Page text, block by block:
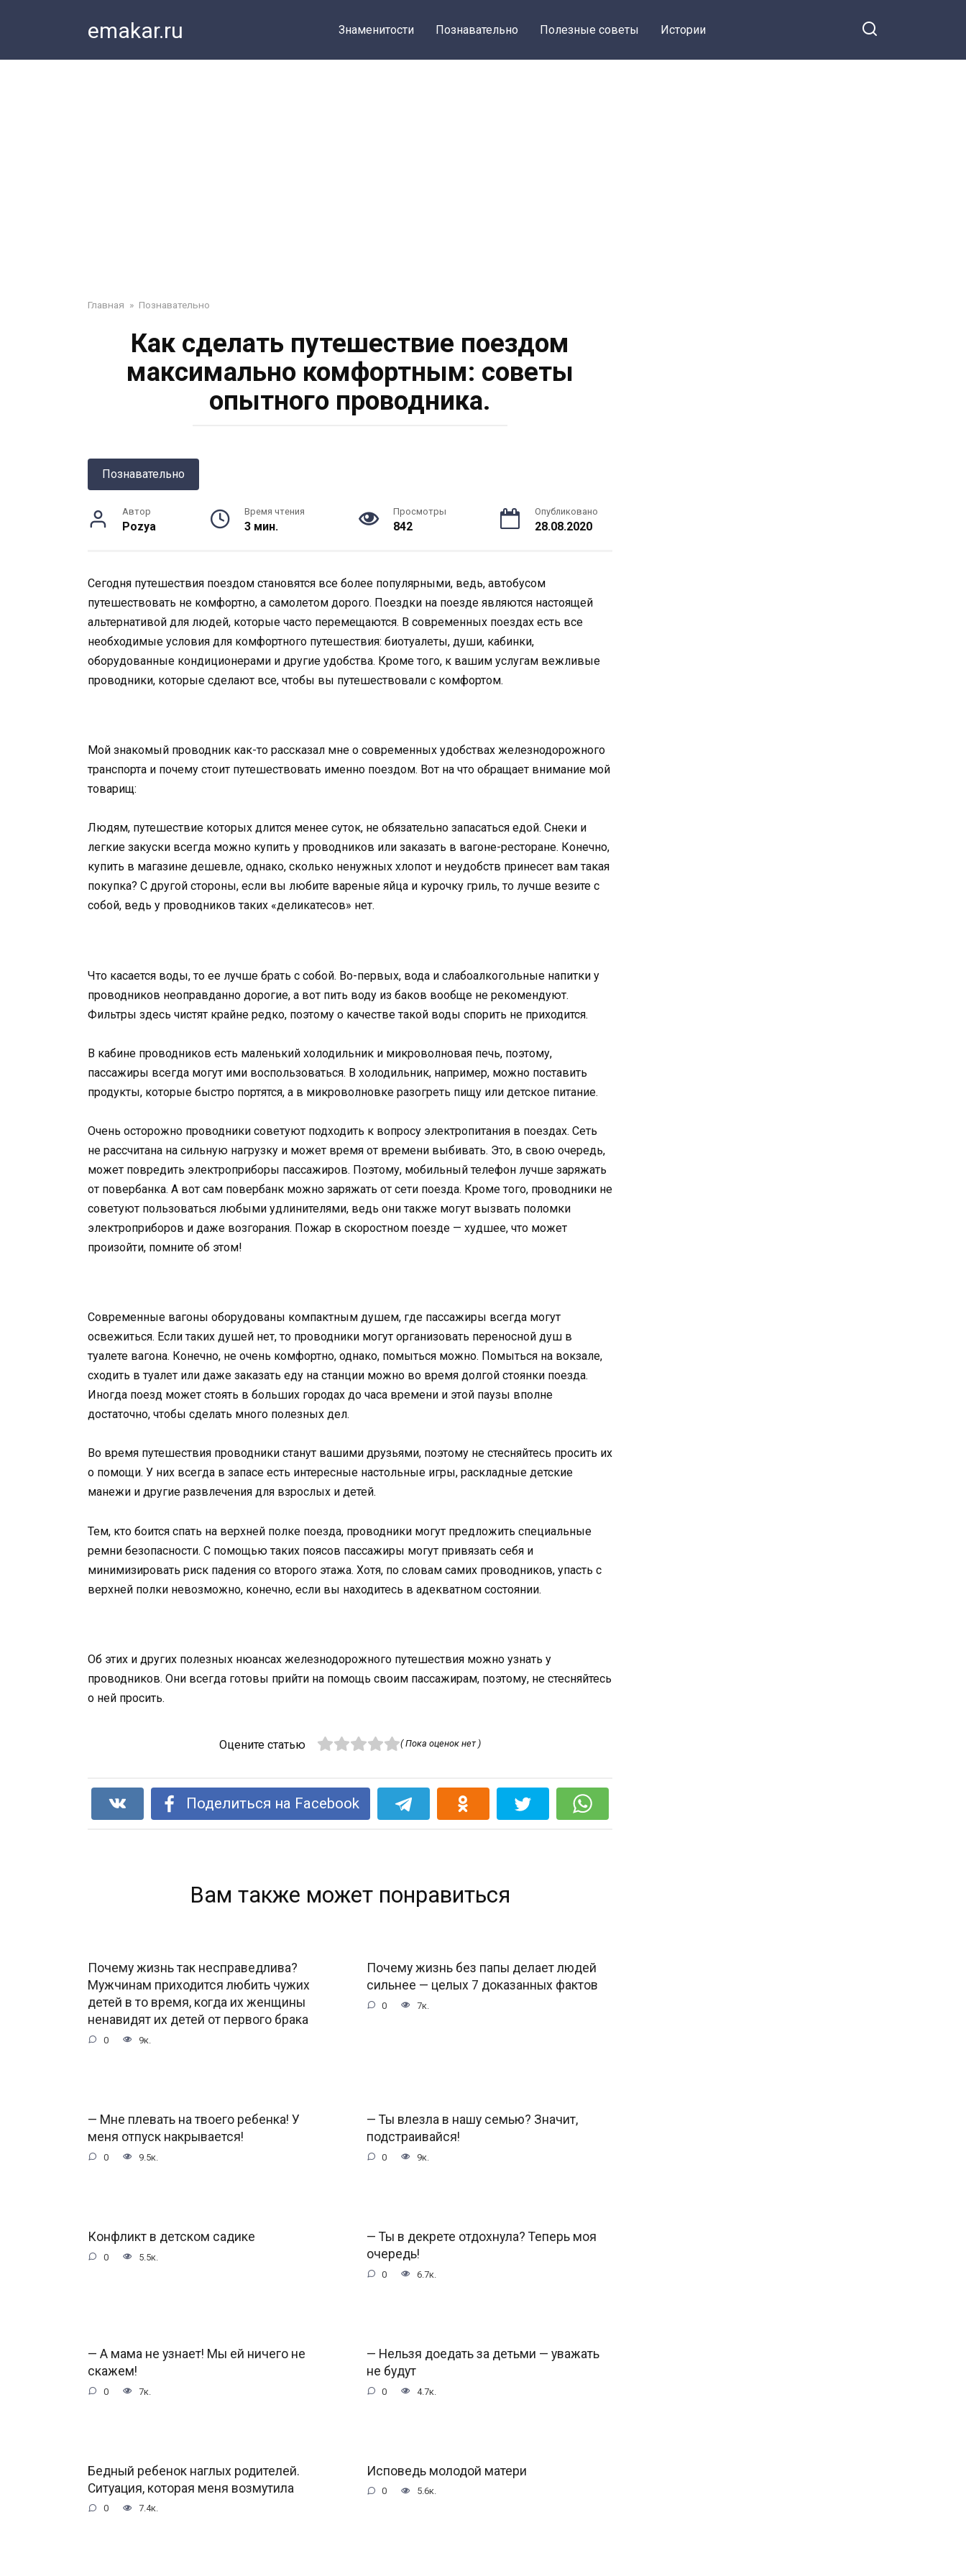
emakar.ru Знаменитости Познавательно Полезные советы Истории
Главная » Познавательно
Как сделать путешествие поездом
максимально комфортным: советы
опытного проводника.
Познавательно
Автор
Pozya
Время чтения
3 мин.
Просмотры
842
Опубликовано
28.08.2020
Сегодня путешествия поездом становятся все более популярными, ведь, автобусом
путешествовать не комфортно, а самолетом дорого. Поездки на поезде являются настоящей
альтернативой для людей, которые часто перемещаются. В современных поездах есть все
необходимые условия для комфортного путешествия: биотуалеты, души, кабинки,
оборудованные кондиционерами и другие удобства. Кроме того, к вашим услугам вежливые
проводники, которые сделают все, чтобы вы путешествовали с комфортом.
Мой знакомый проводник как-то рассказал мне о современных удобствах железнодорожного
транспорта и почему стоит путешествовать именно поездом. Вот на что обращает внимание мой
товарищ:
Людям, путешествие которых длится менее суток, не обязательно запасаться едой. Снеки и
легкие закуски всегда можно купить у проводников или заказать в вагоне-ресторане. Конечно,
купить в магазине дешевле, однако, сколько ненужных хлопот и неудобств принесет вам такая
покупка? С другой стороны, если вы любите вареные яйца и курочку гриль, то лучше везите с
собой, ведь у проводников таких «деликатесов» нет.
Что касается воды, то ее лучше брать с собой. Во-первых, вода и слабоалкогольные напитки у
проводников неоправданно дорогие, а вот пить воду из баков вообще не рекомендуют.
Фильтры здесь чистят крайне редко, поэтому о качестве такой воды спорить не приходится.
В кабине проводников есть маленький холодильник и микроволновая печь, поэтому,
пассажиры всегда могут ими воспользоваться. В холодильник, например, можно поставить
продукты, которые быстро портятся, а в микроволновке разогреть пищу или детское питание.
Очень осторожно проводники советуют подходить к вопросу электропитания в поездах. Сеть
не рассчитана на сильную нагрузку и может время от времени выбивать. Это, в свою очередь,
может повредить электроприборы пассажиров. Поэтому, мобильный телефон лучше заряжать
от повербанка. А вот сам повербанк можно заряжать от сети поезда. Кроме того, проводники не
советуют пользоваться любыми удлинителями, ведь они также могут вызвать поломки
электроприборов и даже возгорания. Пожар в скоростном поезде — худшее, что может
произойти, помните об этом!
Современные вагоны оборудованы компактным душем, где пассажиры всегда могут
освежиться. Если таких душей нет, то проводники могут организовать переносной душ в
туалете вагона. Конечно, не очень комфортно, однако, помыться можно. Помыться на вокзале,
сходить в туалет или даже заказать еду на станции можно во время долгой стоянки поезда.
Иногда поезд может стоять в больших городах до часа времени и этой паузы вполне
достаточно, чтобы сделать много полезных дел.
Во время путешествия проводники станут вашими друзьями, поэтому не стесняйтесь просить их
о помощи. У них всегда в запасе есть интересные настольные игры, раскладные детские
манежи и другие развлечения для взрослых и детей.
Тем, кто боится спать на верхней полке поезда, проводники могут предложить специальные
ремни безопасности. С помощью таких поясов пассажиры могут привязать себя и
минимизировать риск падения со второго этажа. Хотя, по словам самих проводников, упасть с
верхней полки невозможно, конечно, если вы находитесь в адекватном состоянии.
Об этих и других полезных нюансах железнодорожного путешествия можно узнать у
проводников. Они всегда готовы прийти на помощь своим пассажирам, поэтому, не стесняйтесь
о ней просить.
Оцените статью ( Пока оценок нет )
Поделиться на Facebook
Вам также может понравиться
Почему жизнь так несправедлива?
Мужчинам приходится любить чужих
детей в то время, когда их женщины
ненавидят их детей от первого брака
0 9к.
Почему жизнь без папы делает людей
сильнее — целых 7 доказанных фактов
0 7к.
— Мне плевать на твоего ребенка! У
меня отпуск накрывается!
0 9.5к.
— Ты влезла в нашу семью? Значит,
подстраивайся!
0 9к.
Конфликт в детском садике
0 5.5к.
— Ты в декрете отдохнула? Теперь моя
очередь!
0 6.7к.
— А мама не узнает! Мы ей ничего не
скажем!
0 7к.
— Нельзя доедать за детьми — уважать
не будут
0 4.7к.
Бедный ребенок наглых родителей.
Ситуация, которая меня возмутила
0 7.4к.
Исповедь молодой матери
0 5.6к.